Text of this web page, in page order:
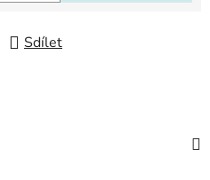
Sdílet